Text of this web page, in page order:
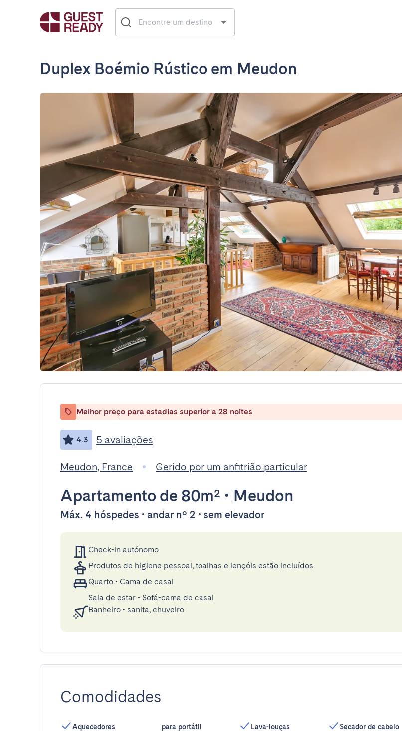
Duplex Boémio Rústico em Meudon
Melhor preço para estadias superior a 28 noites
4.3 5 avaliações
Meudon, France Gerido por um anfitrião particular
Apartamento de 80m² • Meudon
Máx. 4 hóspedes • andar nº 2 • sem elevador
Check-in autónomo
Produtos de higiene pessoal, toalhas e lençóis estão incluídos
Quarto • Cama de casal
Sala de estar • Sofá-cama de casal
Banheiro • sanita, chuveiro
Comodidades
Aquecedores
para portátil
Lava-louças
Secador de cabelo